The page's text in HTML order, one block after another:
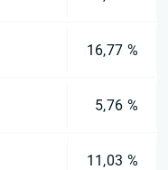
16,77 %
5,76 %
11,03 %